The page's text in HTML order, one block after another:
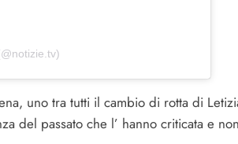
uno tra tutti il cambio di rotta di
del passato che l’ hanno criticata e